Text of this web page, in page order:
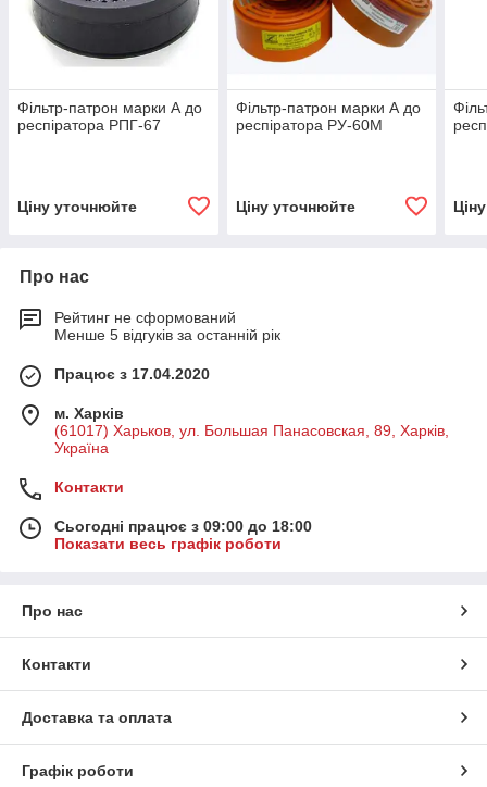
Фільтр-патрон марки А до
респіратора РПГ-67
Ціну уточнюйте
Фільтр-патрон марки А до
респіратора РУ-60М
Ціну уточнюйте
Про нас
Рейтинг не сформований
Менше 5 відгуків за останній рік
Працює з 17.04.2020
м. Харків
(61017) Харьков, ул. Большая Панасовская, 89, Харків,
Україна
Контакти
Сьогодні працює з 09:00 до 18:00
Показати весь графік роботи
Про нас
Контакти
Доставка та оплата
Графік роботи